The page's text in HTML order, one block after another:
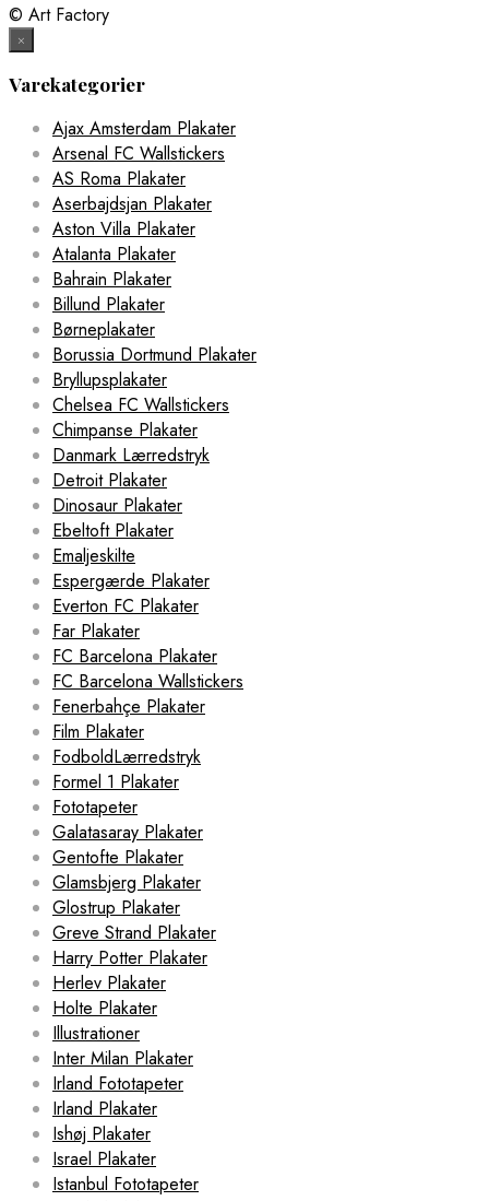
© Art Factory
×
Varekategorier
Ajax Amsterdam Plakater
Arsenal FC Wallstickers
AS Roma Plakater
Aserbajdsjan Plakater
Aston Villa Plakater
Atalanta Plakater
Bahrain Plakater
Billund Plakater
Børneplakater
Borussia Dortmund Plakater
Bryllupsplakater
Chelsea FC Wallstickers
Chimpanse Plakater
Danmark Lærredstryk
Detroit Plakater
Dinosaur Plakater
Ebeltoft Plakater
Emaljeskilte
Espergærde Plakater
Everton FC Plakater
Far Plakater
FC Barcelona Plakater
FC Barcelona Wallstickers
Fenerbahçe Plakater
Film Plakater
FodboldLærredstryk
Formel 1 Plakater
Fototapeter
Galatasaray Plakater
Gentofte Plakater
Glamsbjerg Plakater
Glostrup Plakater
Greve Strand Plakater
Harry Potter Plakater
Herlev Plakater
Holte Plakater
Illustrationer
Inter Milan Plakater
Irland Fototapeter
Irland Plakater
Ishøj Plakater
Israel Plakater
Istanbul Fototapeter